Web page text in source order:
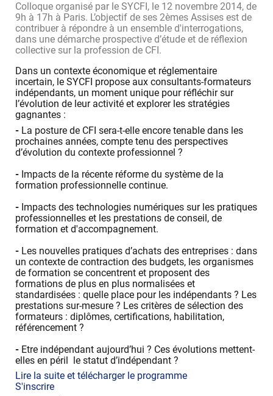
Colloque organisé par le SYCFI, le 12 novembre 2014, de
9h à 17h à Paris. L’objectif de ses 2èmes Assises est de
contribuer à répondre à un ensemble d'interrogations,
dans une démarche prospective d’étude et de réflexion
collective sur la profession de CFI.
Dans un contexte économique et réglementaire
incertain, le SYCFI propose aux consultants-formateurs
indépendants, un moment unique pour réfléchir sur
l’évolution de leur activité et explorer les stratégies
gagnantes :
- La posture de CFI sera-t-elle encore tenable dans les
prochaines années, compte tenu des perspectives
d’évolution du contexte professionnel ?
- Impacts de la récente réforme du système de la
formation professionnelle continue.
- Impacts des technologies numériques sur les pratiques
professionnelles et les prestations de conseil, de
formation et d'accompagnement.
- Les nouvelles pratiques d’achats des entreprises : dans
un contexte de contraction des budgets, les organismes
de formation se concentrent et proposent des
formations de plus en plus normalisées et
standardisées : quelle place pour les indépendants ? Les
prestations sur-mesure ? Les critères de sélection des
formateurs : diplômes, certifications, habilitation,
référencement ?
- Etre indépendant aujourd’hui ? Ces évolutions mettent-
elles en péril le statut d’indépendant ?
Lire la suite et télécharger le programme
S'inscrire